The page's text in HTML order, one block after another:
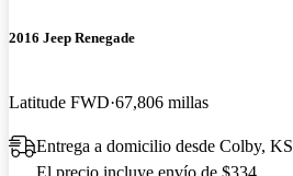
2016 Jeep Renegade
Latitude FWD 67,806 millas
Entrega a domicilio desde Colby, KS